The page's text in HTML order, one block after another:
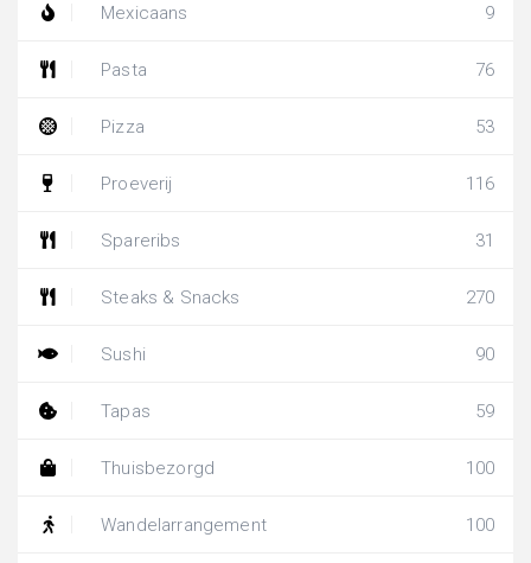
Mexicaans 9
Pasta 76
Pizza 53
Proeverij 116
Spareribs 31
Steaks & Snacks 270
Sushi 90
Tapas 59
Thuisbezorgd 100
Wandelarrangement 100